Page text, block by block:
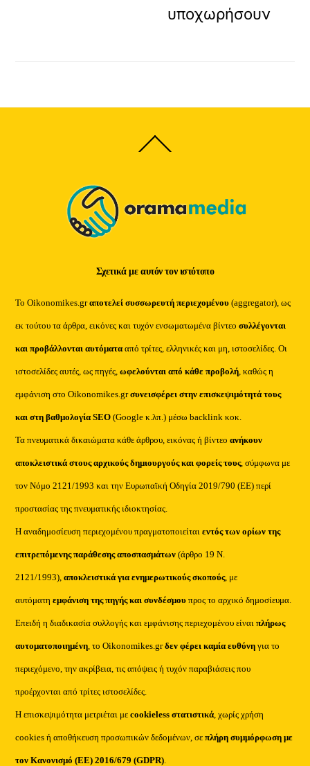
υποχωρήσουν
To
Σχετικά με αυτόν τον ιστότοπο
Το Oikonomikes.grαποτελεί συσσωρευτή περιεχομένου (aggregator), ως
εκ τούτου τα άρθρα, εικόνες και τυχόν ενσωματωμένα βίντεοσυλλέγονται
και προβάλλονται αυτόματααπό τρίτες, ελληνικές και μη, ιστοσελίδες. Οι
ιστοσελίδες αυτές, ως πηγές,ωφελούνται από κάθε προβολή , καθώς η
εμφάνιση στο Oikonomikes.grσυνεισφέρει στην επισκεψιμότητά τους
και στη βαθμολογία SEO (Google κ.λπ.) μέσω backlink κοκ.
Τα πνευματικά δικαιώματα κάθε άρθρου, εικόνας ή βίντεοανήκουν
αποκλειστικά στους αρχικούς δημιουργούς και φορείς τους, σύμφωνα με
τον Νόμο 2121/1993 και την Ευρωπαϊκή Οδηγία 2019/790 (ΕΕ) περί
προστασίας της πνευματικής ιδιοκτησίας.
Η αναδημοσίευση περιεχομένου πραγματοποιείταιεντός των ορίων της
επιτρεπόμενης παράθεσης αποσπασμάτων (άρθρο 19 Ν.
2121/1993), αποκλειστικά για ενημερωτικούς σκοπούς, με
αυτόματηεμφάνιση της πηγής και συνδέσμου προς το αρχικό δημοσίευμα.
Επειδή η διαδικασία συλλογής και εμφάνισης περιεχομένου είναιπλήρως
αυτοματοποιημένη , το Oikonomikes.grδεν φέρει καμία ευθύνη για το
περιεχόμενο, την ακρίβεια, τις απόψεις ή τυχόν παραβιάσεις που
προέρχονται από τρίτες ιστοσελίδες.
Η επισκεψιμότητα μετριέται μεcookieless στατιστικά , χωρίς χρήση
cookies ή αποθήκευση προσωπικών δεδομένων, σεπλήρη συμμόρφωση με
τον Κανονισμό (ΕΕ) 2016/679 (GDPR)